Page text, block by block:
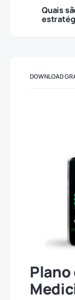
Quais
DOWNLOAD
Plano